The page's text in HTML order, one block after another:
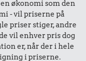
økonomi som den
- vil priserne på
priser stiger, andre
vil enhver pris dog
er, når der i hele
i priserne.